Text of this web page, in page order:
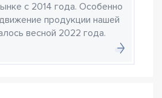
с 2014 года. Особенно
продукции нашей
весной 2022 года.